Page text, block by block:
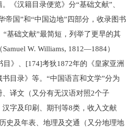
《汉籍目录便览》分“基础文献”、
帝国”和“中国边地”四部分，收录图书
“基础文献”最简短，列举了更早的其
W. Williams, 1812—1884）
目》、[174]考狄1872年的《皇家亚洲
目录》等。“中国语言和文学”分为
译文（又分有无汉语对照2个子
字及印刷、期刊等8类，收入文献
史及年表、地理及交通（又分地理地